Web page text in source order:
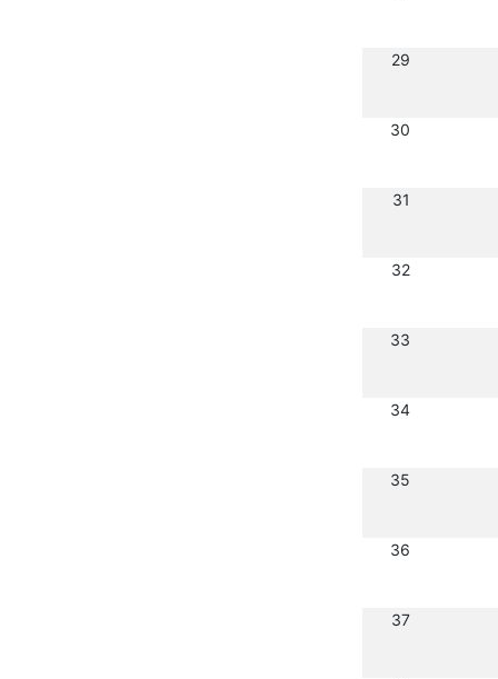
29
30
31
32
33
34
35
36
37